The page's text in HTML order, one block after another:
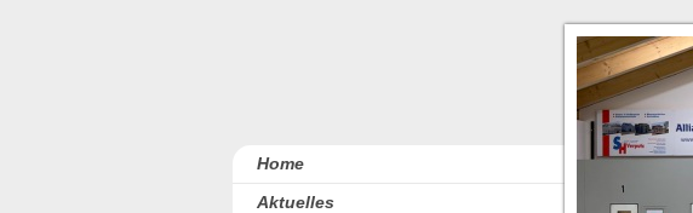
Home
Aktuelles